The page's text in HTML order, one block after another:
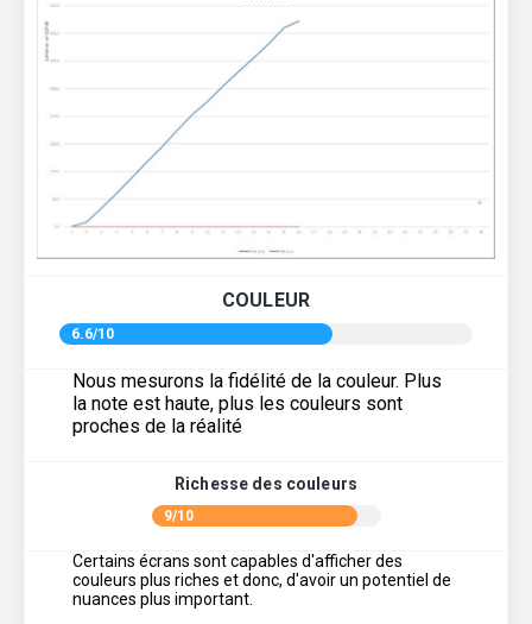
COULEUR
6.6/10
Nous mesurons la fidélité de la couleur. Plus
la note est haute, plus les couleurs sont
proches de la réalité
Richesse des couleurs
9/10
Certains écrans sont capables d'afficher des
couleurs plus riches et donc, d'avoir un potentiel de
nuances plus important.